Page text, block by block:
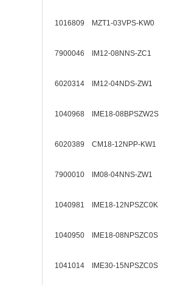
1016809 MZT1-03VPS-KW0
7900046 IM12-08NNS-ZC1
6020314 IM12-04NDS-ZW1
1040968 IME18-08BPSZW2S
6020389 CM18-12NPP-KW1
7900010 IM08-04NNS-ZW1
1040981 IME18-12NPSZC0K
1040950 IME18-08NPSZC0S
1041014 IME30-15NPSZC0S